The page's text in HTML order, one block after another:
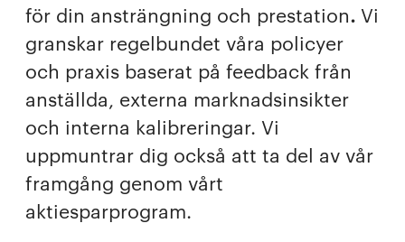
för din ansträngning och prestation. Vi
granskar regelbundet våra policyer
och praxis baserat på feedback från
anställda, externa marknadsinsikter
och interna kalibreringar. Vi
uppmuntrar dig också att ta del av vår
framgång genom vårt
aktiesparprogram.